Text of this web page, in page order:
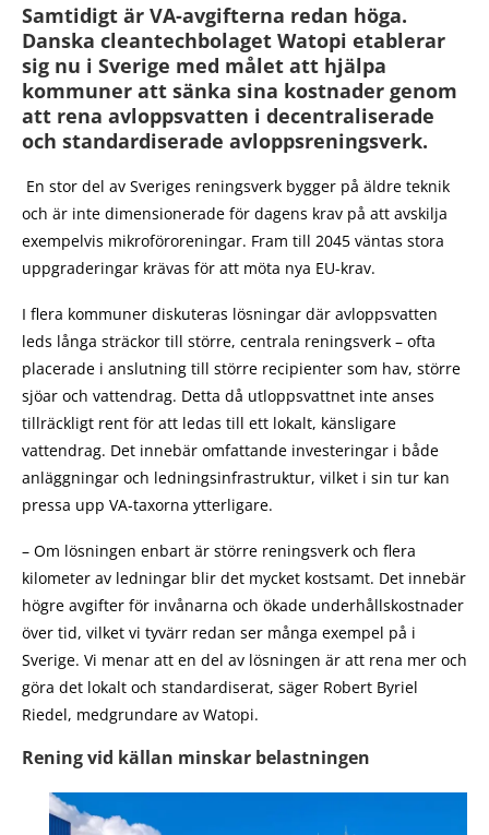
Samtidigt är VA-avgifterna redan höga.
Danska cleantechbolaget Watopi etablerar
sig nu i Sverige med målet att hjälpa
kommuner att sänka sina kostnader genom
att rena avloppsvatten i decentraliserade
och standardiserade avloppsreningsverk.
En stor del av Sveriges reningsverk bygger på äldre teknik
och är inte dimensionerade för dagens krav på att avskilja
exempelvis mikroföroreningar. Fram till 2045 väntas stora
uppgraderingar krävas för att möta nya EU-krav.
I flera kommuner diskuteras lösningar där avloppsvatten
leds långa sträckor till större, centrala reningsverk – ofta
placerade i anslutning till större recipienter som hav, större
sjöar och vattendrag. Detta då utloppsvattnet inte anses
tillräckligt rent för att ledas till ett lokalt, känsligare
vattendrag. Det innebär omfattande investeringar i både
anläggningar och ledningsinfrastruktur, vilket i sin tur kan
pressa upp VA-taxorna ytterligare.
– Om lösningen enbart är större reningsverk och flera
kilometer av ledningar blir det mycket kostsamt. Det innebär
högre avgifter för invånarna och ökade underhållskostnader
över tid, vilket vi tyvärr redan ser många exempel på i
Sverige. Vi menar att en del av lösningen är att rena mer och
göra det lokalt och standardiserat, säger Robert Byriel
Riedel, medgrundare av Watopi.
Rening vid källan minskar belastningen